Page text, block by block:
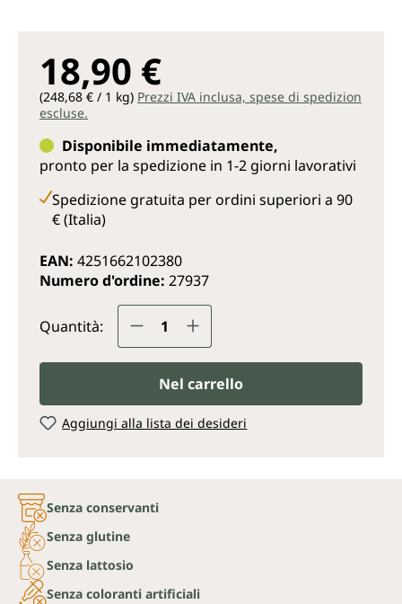
18,90 €
(248,68 € / 1 kg) Prezzi IVA inclusa, spese di spedizion
escluse.
Disponibile immediatamente,
pronto per la spedizione in 1-2 giorni lavorativi
Spedizione gratuita per ordini superiori a 90
€ (Italia)
EAN: 4251662102380
Numero d'ordine: 27937
Quantità: Quantità del prodotto:
Nel carrello
Aggiungi alla lista dei desideri
Senza conservanti
Senza glutine
Senza lattosio
Senza coloranti artificiali